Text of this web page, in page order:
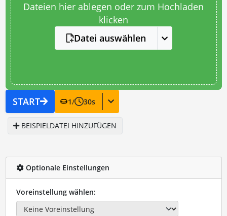
Dateien hier ablegen oder zum Hochladen
klicken
Datei auswählen
START 1/ 30s
BEISPIELDATEI HINZUFÜGEN
Optionale Einstellungen
Voreinstellung wählen: